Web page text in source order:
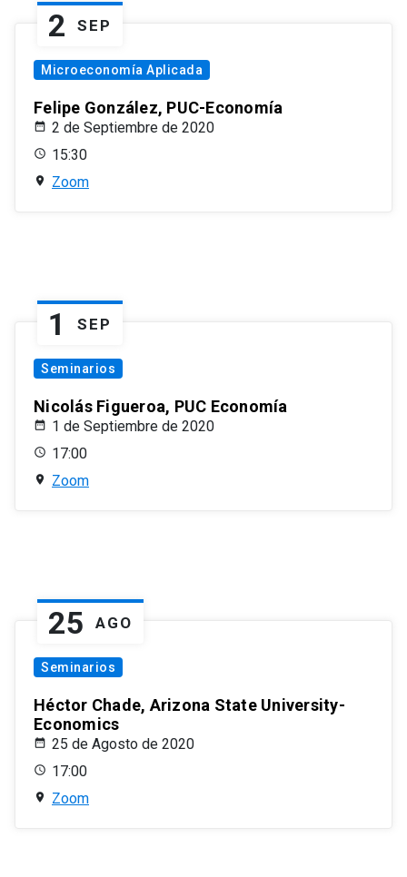
2 SEP
Microeconomía Aplicada
Felipe González, PUC-Economía
2 de Septiembre de 2020
15:30
Zoom
1 SEP
Seminarios
Nicolás Figueroa, PUC Economía
1 de Septiembre de 2020
17:00
Zoom
25 AGO
Seminarios
Héctor Chade, Arizona State University-
Economics
25 de Agosto de 2020
17:00
Zoom